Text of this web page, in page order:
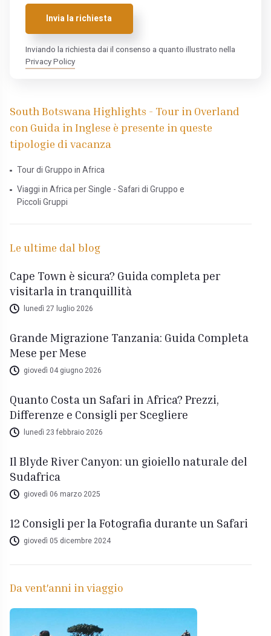
Invia la richiesta
Inviando la richiesta dai il consenso a quanto illustrato nella
Privacy Policy
South Botswana Highlights - Tour in Overland
con Guida in Inglese è presente in queste
tipologie di vacanza
Tour di Gruppo in Africa
Viaggi in Africa per Single - Safari di Gruppo e
Piccoli Gruppi
Le ultime dal blog
Cape Town è sicura? Guida completa per
visitarla in tranquillità
lunedì 27 luglio 2026
Grande Migrazione Tanzania: Guida Completa
Mese per Mese
giovedì 04 giugno 2026
Quanto Costa un Safari in Africa? Prezzi,
Differenze e Consigli per Scegliere
lunedì 23 febbraio 2026
Il Blyde River Canyon: un gioiello naturale del
Sudafrica
giovedì 06 marzo 2025
12 Consigli per la Fotografia durante un Safari
giovedì 05 dicembre 2024
Da vent'anni in viaggio